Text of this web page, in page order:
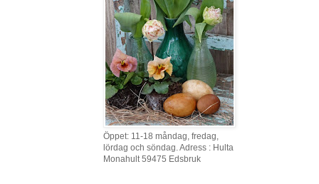
Öppet: 11-18 måndag, fredag,
lördag och söndag. Adress : Hulta
Monahult 59475 Edsbruk